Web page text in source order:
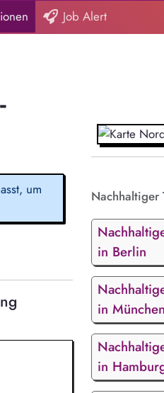
Job Alert
um
Nachhaltiger
in Berlin
in München
in